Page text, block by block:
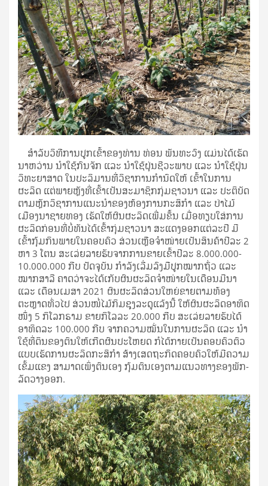
ສໍາລັບວິທີການປູກເຂົ້າຂອງທ່ານ ທ່ອນ ພັນທະວົງ ແມ່ນໄດ້ເຮັດ
ນາຫວ່ານ ນໍາໃຊ້ກົນຈັກ ແລະ ນໍາໃຊ້ຝຸ່ນຊີວະພາບ ແລະ ນໍາໃຊ້ຝຸ່ນ
ວິທະຍາສາດ ໃນປະລິມານທີ່ວິຊາການກໍານົດໃຫ້ ເຂົ້າໃນການ
ຜະລິດ ແຕ່ພາຍຫຼັງທີ່ເຂົ້າເປັນສະມາຊິກກຸ່ມຊາວນາ ແລະ ປະຕິບັດ
ຕາມຫຼັກວິຊາການແນະນໍາຂອງຫ້ອງການກະສິກໍາ ແລະ ປ່າໄມ້
ເມືອງນາຊາຍທອງ ເຮັດໃຫ້ຜົນຜະລິດເພີ່ມຂຶ້ນ ເມື່ອທຽບໃສ່ການ
ຜະລິດກ່ອນທີ່ບໍ່ທັນໄດ້ເຂົ້າກຸ່ມຊາວນາ ສະແດງອອກແຕ່ລະປີ ມີ
ເຂົ້າກຸ້ມກິນພາຍໃນຄອບຄົວ ສ່ວນເຫຼືອຈໍາໜ່າຍເປັນສິນຄ້າປີລະ 2
ຫາ 3 ໂຕນ ສະເລ່ຍລາຍຮັບຈາກການຂາຍເຂົ້າປີລະ 8.000.000-
10.000.000 ກີບ ປັດຈຸບັນ ກໍາລັງເລີ່ມລົງມືປູກໝາກຖົ່ວ ແລະ
ໝາກສາລີ ຄາດວ່າຈະໄດ້ເກັບຜົນຜະລິດຈໍາໜ່າຍໃນເດືອນມີນາ
ແລະ ເດືອນເມສາ 2021 ຜົນຜະລິດສ່ວນໃຫຍ່ຂາຍຕາມທ້ອງ
ຕະຫຼາດທົ່ວໄປ ສ່ວນໜໍ່ໄມ້ກິມຊຸງລະດູແລ້ງນີ້ ໃຫ້ຜົນຜະລິດອາທິດ
ໜຶ່ງ 5 ກິໂລກຣາມ ຂາຍກິໂລລະ 20.000 ກີບ ສະເລ່ຍລາຍຮັບໄດ້
ອາທິດລະ 100.000 ກີບ ຈາກຄວາມໝັ່ນໃນການຜະລິດ ແລະ ນໍາ
ໃຊ້ທີ່ດິນຂອງຕົນໃຫ້ເກີດຜົນປະໂຫຍດ ກໍໄດ້ກາຍເປັນຄອບຄົວຕົວ
ແບບເຮັດການຜະລິດກະສິກໍາ ສ້າງເສດຖະກິດຄອບຄົວໃຫ້ມີຄວາມ
ເຂັ້ມແຂງ ສາມາດເພິ່ງຕົນເອງ ກຸ້ມຕົນເອງຕາມແນວທາງຂອງພັກ-
ລັດວາງອອກ.